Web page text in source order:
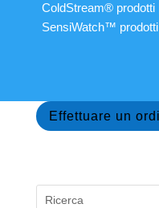
ColdStream® prodotti
SensiWatch™ prodotti
Effettuare un